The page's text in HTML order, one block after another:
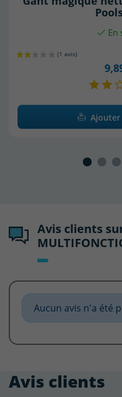
En
Ajouter
Avis clients
Aucun avis n'a été
Avis clients